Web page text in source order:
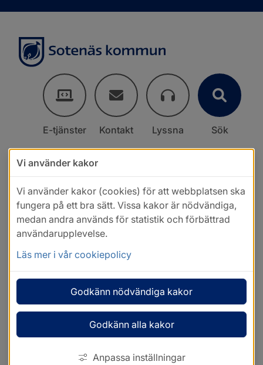
E-tjänster Kontakt Lyssna Sök
Vi använder kakor
Vi använder kakor (cookies) för att webbplatsen ska
fungera på ett bra sätt. Vissa kakor är nödvändiga,
medan andra används för statistik och förbättrad
användarupplevelse.
Läs mer i vår cookiepolicy
Godkänn nödvändiga kakor
Godkänn alla kakor
Anpassa inställningar